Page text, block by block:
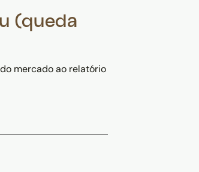
(queda
mercado ao relatório